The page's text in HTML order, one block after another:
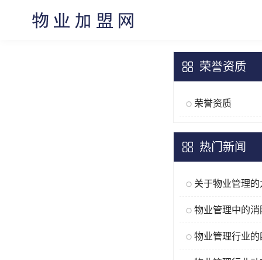
荣誉资质
荣誉资质
热门新闻